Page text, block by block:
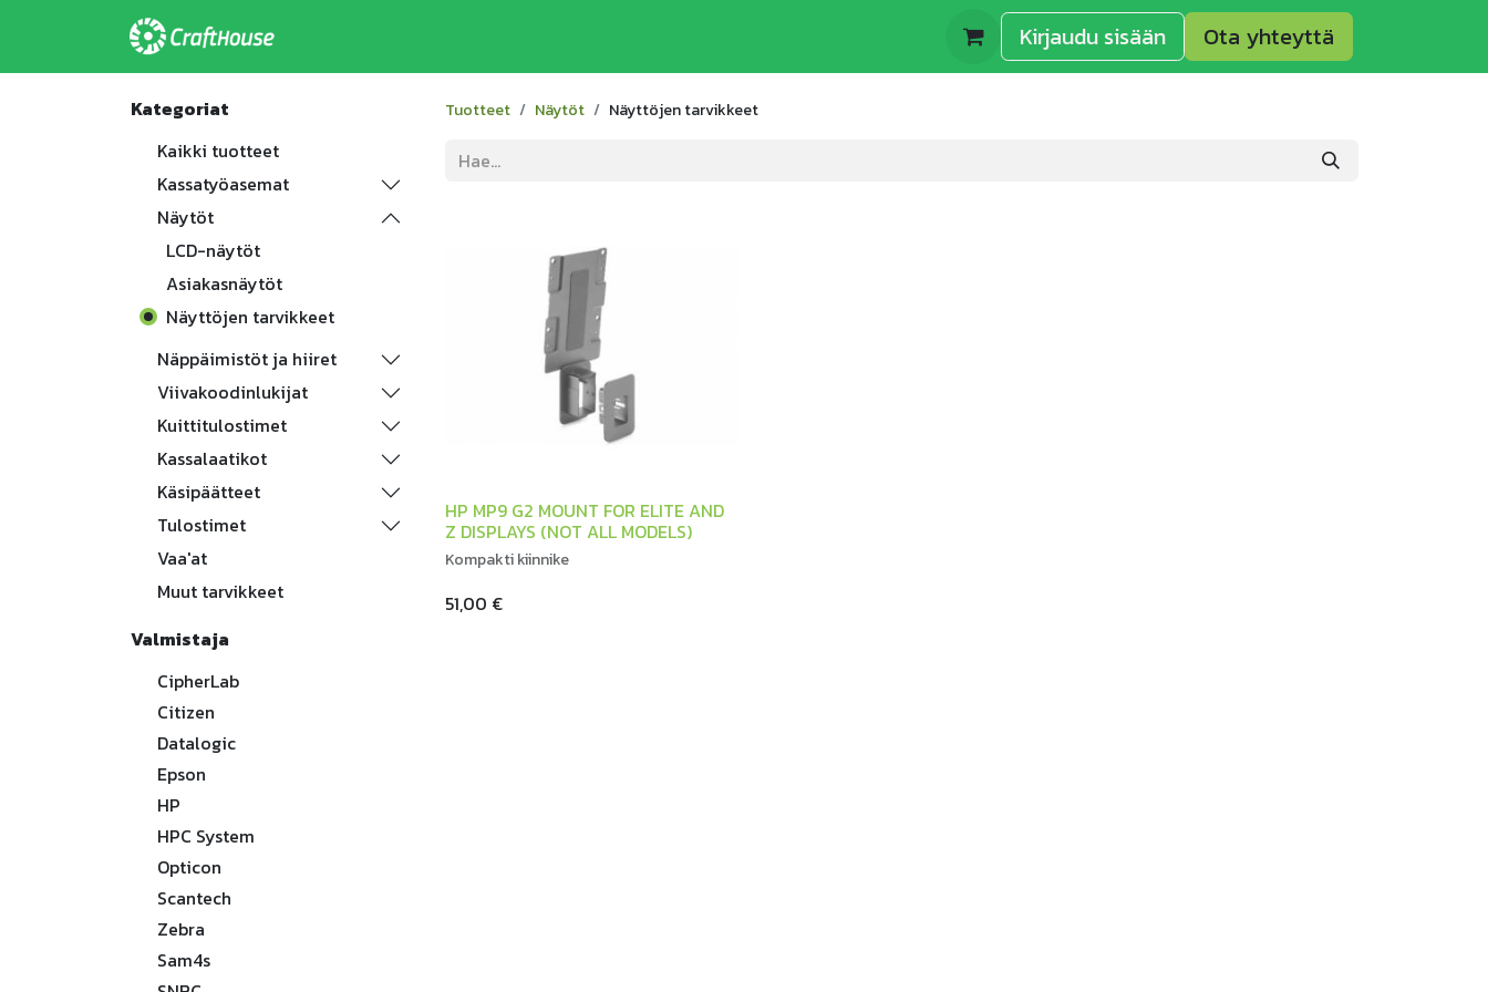
Kirjaudu sisään Ota yhteyttä
Kategoriat
Kaikki tuotteet
Kassatyöasemat
Näytöt
LCD-näytöt
Asiakasnäytöt
Näyttöjen tarvikkeet
Näppäimistöt ja hiiret
Viivakoodinlukijat
Kuittitulostimet
Kassalaatikot
Käsipäätteet
Tulostimet
Vaa'at
Muut tarvikkeet
Valmistaja
CipherLab
Citizen
Datalogic
Epson
HP
HPC System
Opticon
Scantech
Zebra
Sam4s
Tuotteet Näytöt Näyttöjen tarvikkeet
HP MP9 G2 MOUNT FOR ELITE AND
Z DISPLAYS (NOT ALL MODELS)
Kompakti kiinnike
51,00 €